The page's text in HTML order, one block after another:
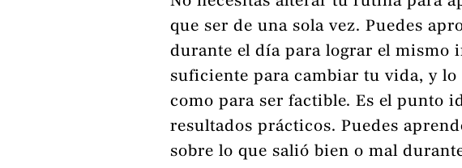
que ser de una sola vez. Puedes
durante el día para lograr el mismo
suficiente para cambiar tu vida, y
como para ser factible. Es el punto
resultados prácticos. Puedes
sobre lo que salió bien o mal